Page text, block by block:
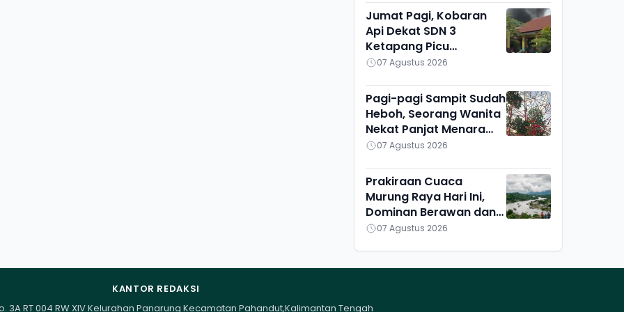
Jumat Pagi, Kobaran
Api Dekat SDN 3
Ketapang Picu
Kepanikan Siswa
07 Agustus 2026
Pagi-pagi Sampit Sudah
Heboh, Seorang Wanita
Nekat Panjat Menara
TVRI, Mau Apa?
07 Agustus 2026
Prakiraan Cuaca
Murung Raya Hari Ini,
Dominan Berawan dan
Cerah, Seribu Riam
07 Agustus 2026
KANTOR REDAKSI
3A RT 004 RW XIV Kelurahan Panarung Kecamatan Pahandut,Kalimantan Tengah